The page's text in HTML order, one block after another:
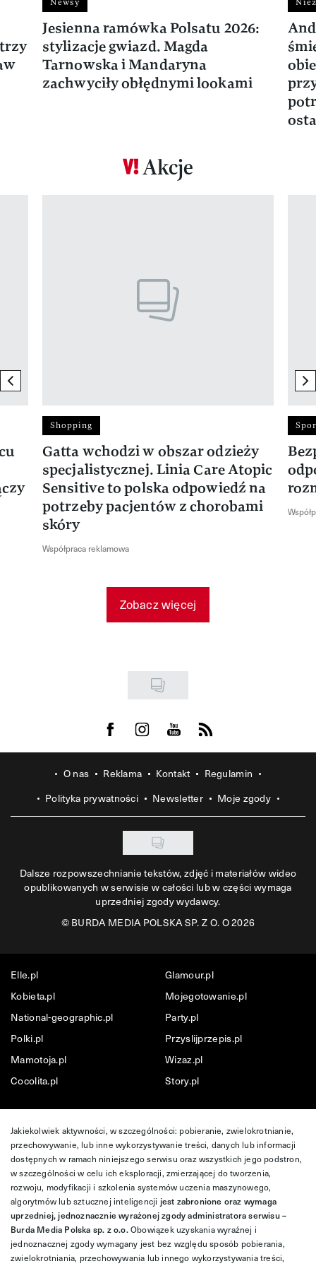
Newsy
Jesienna ramówka Polsatu 2026:
stylizacje gwiazd. Magda
Tarnowska i Mandaryna
zachwyciły obłędnymi lookami
Akcje
previous element
Shopping
Gatta wchodzi w obszar odzieży
specjalistycznej. Linia Care Atopic
Sensitive to polska odpowiedź na
potrzeby pacjentów z chorobami
skóry
Współpraca reklamowa
Zobacz więcej
Visit us on Facebook
Visit us on Instagram
Visit us on Youtube
Visit us on Rss
O nas Reklama Kontakt
Regulamin
Polityka prywatności
Newsletter Moje zgody
Dalsze rozpowszechnianie tekstów, zdjęć i materiałów wideo
opublikowanych w serwisie w całości lub w części wymaga
uprzedniej zgody wydawcy.
©BURDA MEDIA POLSKA SP. Z O. O 2026
Elle.pl
Glamour.pl
Kobieta.pl
Mojegotowanie.pl
National-geographic.pl
Party.pl
Polki.pl
Przyslijprzepis.pl
Mamotoja.pl
Wizaz.pl
Cocolita.pl
Story.pl
Jakiekolwiek aktywności, w szczególności: pobieranie, zwielokrotnianie,
przechowywanie, lub inne wykorzystywanie treści, danych lub informacji
dostępnych w ramach niniejszego serwisu oraz wszystkich jego podstron,
w szczególności w celu ich eksploracji, zmierzającej do tworzenia,
rozwoju, modyfikacji i szkolenia systemów uczenia maszynowego,
algorytmów lub sztucznej inteligencji jest zabronione oraz wymaga
uprzedniej, jednoznacznie wyrażonej zgody administratora serwisu –
Burda Media Polska sp. z o.o.Obowiązek uzyskania wyraźnej i
jednoznacznej zgody wymagany jest bez względu sposób pobierania,
zwielokrotniania, przechowywania lub innego wykorzystywania treści,